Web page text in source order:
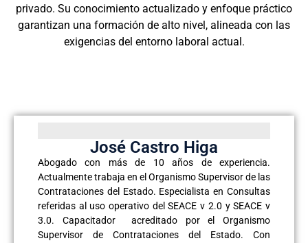
privado. Su conocimiento actualizado y enfoque práctico
garantizan una formación de alto nivel, alineada con las
exigencias del entorno laboral actual.
José Castro Higa
Abogado con más de 10 años de experiencia.
Actualmente trabaja en el Organismo Supervisor de las
Contrataciones del Estado. Especialista en Consultas
referidas al uso operativo del SEACE v 2.0 y SEACE v
3.0. Capacitador acreditado por el Organismo
Supervisor de Contrataciones del Estado. Con